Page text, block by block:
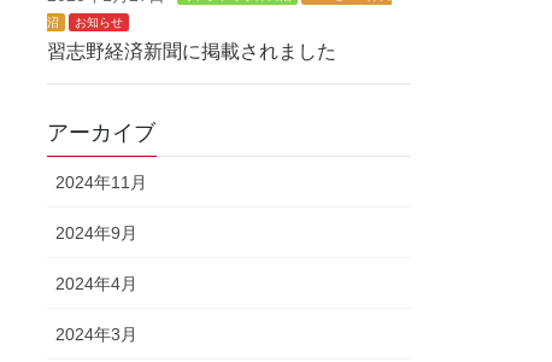
沼
お知らせ
習志野経済新聞に掲載されました
アーカイブ
2024年11月
2024年9月
2024年4月
2024年3月